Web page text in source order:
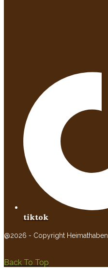
tiktok
@2026 - Copyright Heimathaben
Back To Top